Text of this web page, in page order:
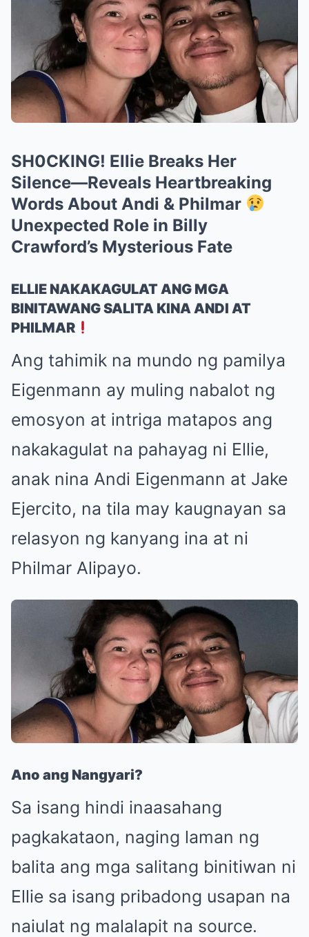
SH0CKING! Ellie Breaks Her
Silence—Reveals Heartbreaking
Words About Andi & Philmar
Unexpected Role in Billy
Crawford’s Mysterious Fate
ELLIE NAKAKAGULAT ANG MGA
BINITAWANG SALITA KINA ANDI AT
PHILMAR
Ang tahimik na mundo ng pamilya
Eigenmann ay muling nabalot ng
emosyon at intriga matapos ang
nakakagulat na pahayag ni Ellie,
anak nina Andi Eigenmann at Jake
Ejercito, na tila may kaugnayan sa
relasyon ng kanyang ina at ni
Philmar Alipayo.
Ano ang Nangyari?
Sa isang hindi inaasahang
pagkakataon, naging laman ng
balita ang mga salitang binitiwan ni
Ellie sa isang pribadong usapan na
naiulat ng malalapit na source.